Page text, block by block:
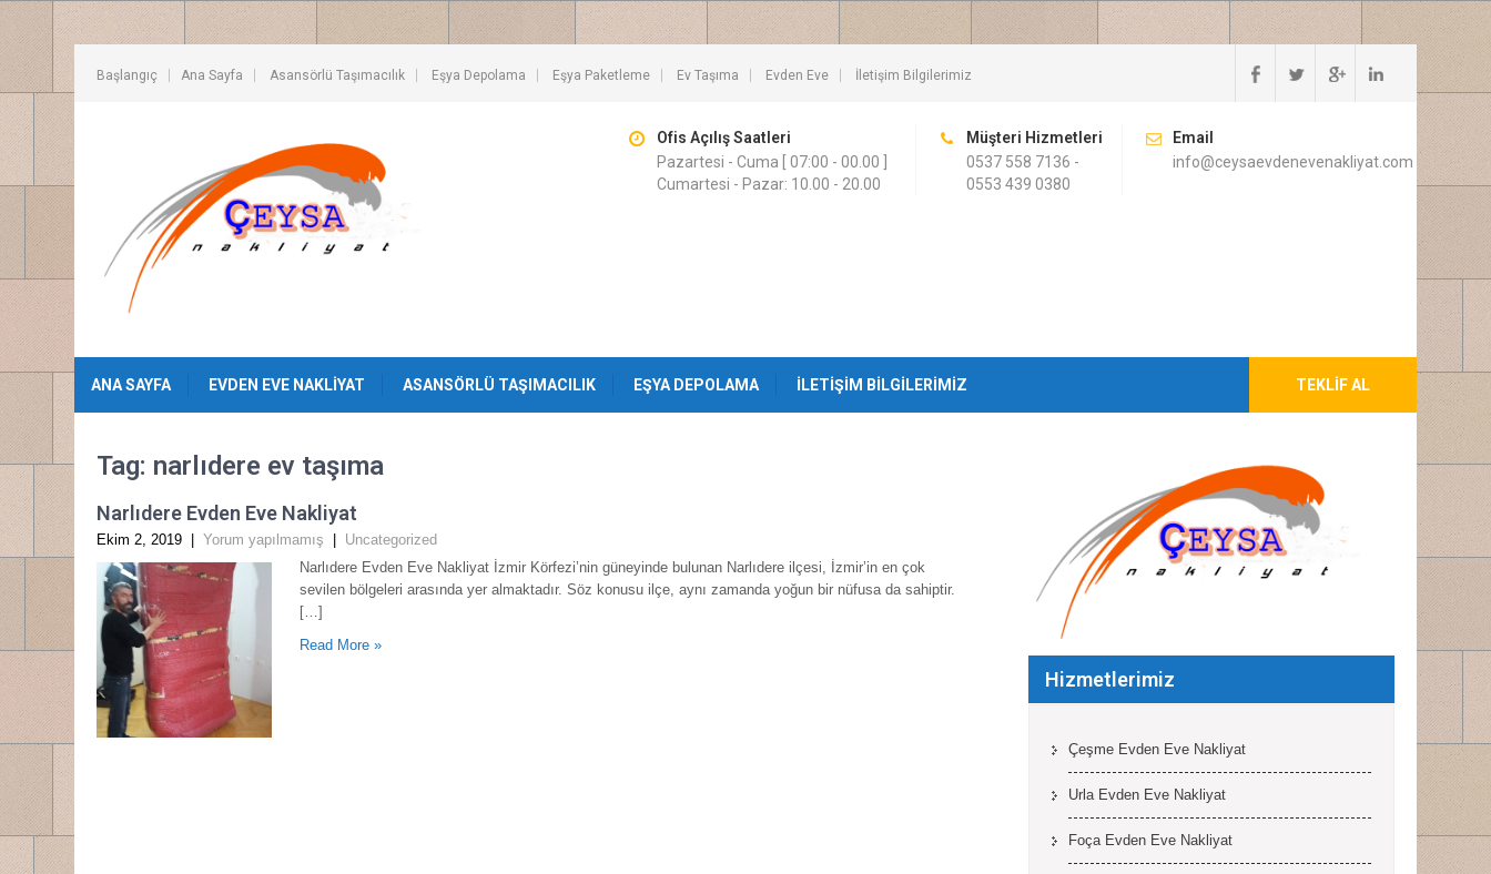
Başlangıç Ana Sayfa Asansörlü Taşımacılık Eşya Depolama Eşya Paketleme Ev Taşıma Evden Eve İletişim Bilgilerimiz
Ofis Açılış Saatleri
Pazartesi - Cuma [ 07:00 - 00.00 ]
Cumartesi - Pazar: 10.00 - 20.00
Müşteri Hizmetleri
0537 558 7136 -
0553 439 0380
Email
info@ceysaevdenevenakliyat.com
ANA SAYFA EVDEN EVE NAKLIYAT ASANSÖRLÜ TAŞIMACILIK EŞYA DEPOLAMA İLETIŞIM BILGILERIMIZ TEKLIF AL
Tag: narlıdere ev taşıma
Narlıdere Evden Eve Nakliyat
Ekim 2, 2019 | Yorum yapılmamış | Uncategorized
Narlıdere Evden Eve Nakliyat İzmir Körfezi’nin güneyinde bulunan Narlıdere ilçesi, İzmir’in en çok
sevilen bölgeleri arasında yer almaktadır. Söz konusu ilçe, aynı zamanda yoğun bir nüfusa da sahiptir.
[…]
Read More »
Hizmetlerimiz
Çeşme Evden Eve Nakliyat
Urla Evden Eve Nakliyat
Foça Evden Eve Nakliyat